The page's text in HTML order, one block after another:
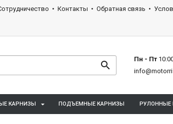
Контакты Обратная связь
Пн - Пт
КАРНИЗЫ ПОДЪЕМНЫЕ КАРНИЗЫ